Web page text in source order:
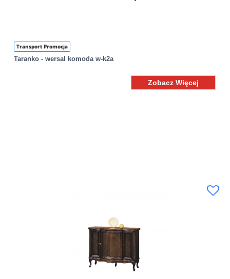
Transport Promocja
Taranko - wersal komoda w-k2a
Zobacz Więcej